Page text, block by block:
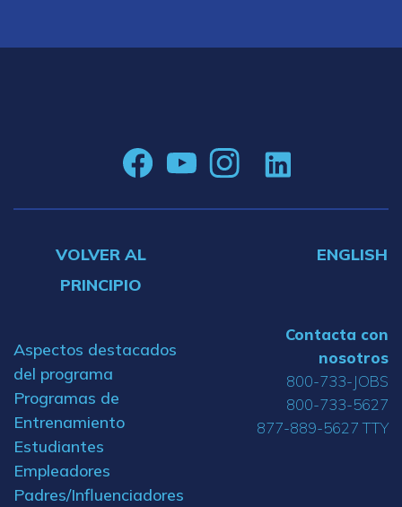
VOLVER AL
PRINCIPIO
ENGLISH
Aspectos destacados
del programa
Programas de
Entrenamiento
Estudiantes
Empleadores
Padres/Influenciadores
Contacta con
nosotros
800-733-JOBS
800-733-5627
877-889-5627 TTY